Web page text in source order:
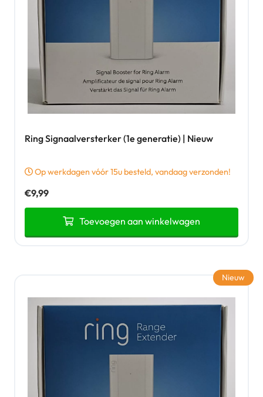
Ring Signaalversterker (1e generatie) | Nieuw
Op werkdagen vóór 15u besteld, vandaag verzonden!
€9,99
Toevoegen aan winkelwagen
Nieuw